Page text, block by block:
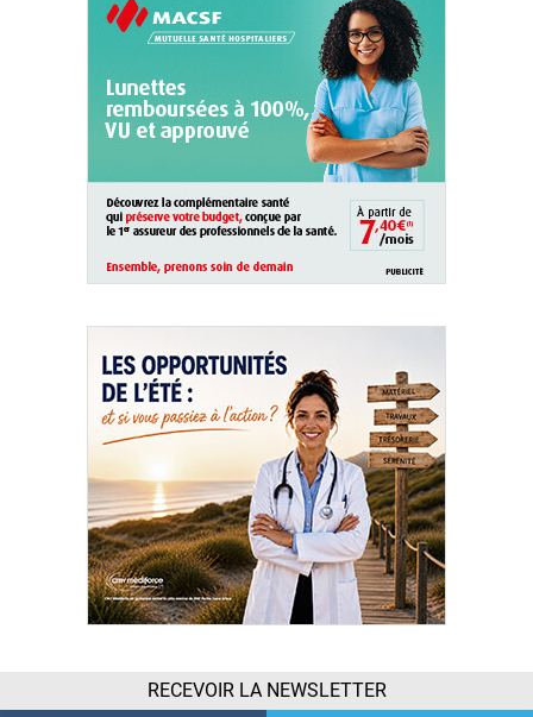
CONDITIONS GÉNÉRALES
RECEVOIR LA NEWSLETTER